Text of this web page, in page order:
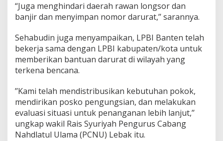
n
a
“Juga menghindari daerah rawan longsor dan
banjir dan menyimpan nomor darurat,’’ sarannya.
Sehabudin juga menyampaikan, LPBI Banten telah
bekerja sama dengan LPBI kabupaten/kota untuk
memberikan bantuan darurat di wilayah yang
terkena bencana.
’’Kami telah mendistribusikan kebutuhan pokok,
mendirikan posko pengungsian, dan melakukan
evaluasi situasi untuk penanganan lebih lanjut,’’
ungkap wakil Rais Syuriyah Pengurus Cabang
Nahdlatul Ulama (PCNU) Lebak itu.